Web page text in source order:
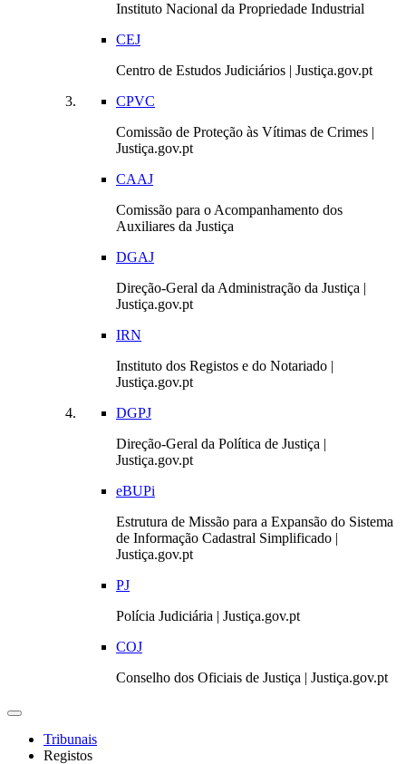
Instituto Nacional da Propriedade Industrial
CEJ
Centro de Estudos Judiciários | Justiça.gov.pt
CPVC
Comissão de Proteção às Vítimas de Crimes |
Justiça.gov.pt
CAAJ
Comissão para o Acompanhamento dos
Auxiliares da Justiça
DGAJ
Direção-Geral da Administração da Justiça |
Justiça.gov.pt
IRN
Instituto dos Registos e do Notariado |
Justiça.gov.pt
DGPJ
Direção-Geral da Política de Justiça |
Justiça.gov.pt
eBUPi
Estrutura de Missão para a Expansão do Sistema
de Informação Cadastral Simplificado |
Justiça.gov.pt
PJ
Polícia Judiciária | Justiça.gov.pt
COJ
Conselho dos Oficiais de Justiça | Justiça.gov.pt
Toggle
navigationTribunais
Registos